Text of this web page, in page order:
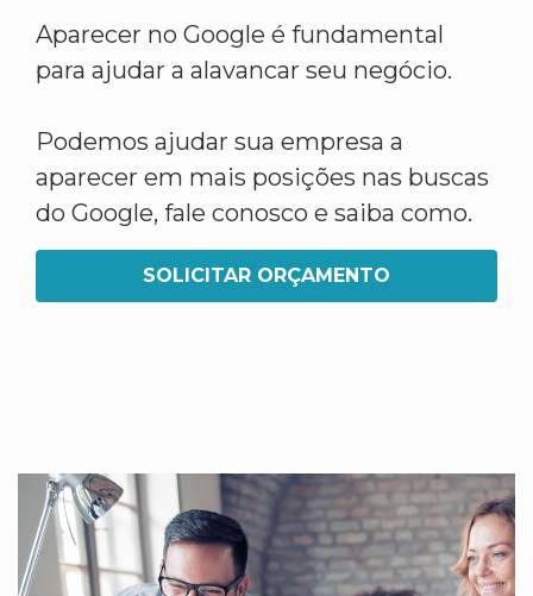
Aparecer no Google é fundamental
para ajudar a alavancar seu negócio.
Podemos ajudar sua empresa a
aparecer em mais posições nas buscas
do Google, fale conosco e saiba como.
SOLICITAR ORÇAMENTO